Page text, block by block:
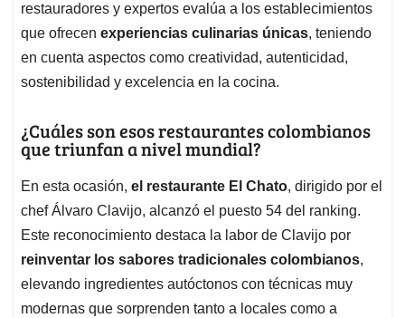
restauradores y expertos evalúa a los establecimientos
que ofrecen experiencias culinarias únicas, teniendo
en cuenta aspectos como creatividad, autenticidad,
sostenibilidad y excelencia en la cocina.
¿Cuáles son esos restaurantes colombianos
que triunfan a nivel mundial?
En esta ocasión, el restaurante El Chato, dirigido por el
chef Álvaro Clavijo, alcanzó el puesto 54 del ranking.
Este reconocimiento destaca la labor de Clavijo por
reinventar los sabores tradicionales colombianos,
elevando ingredientes autóctonos con técnicas muy
modernas que sorprenden tanto a locales como a